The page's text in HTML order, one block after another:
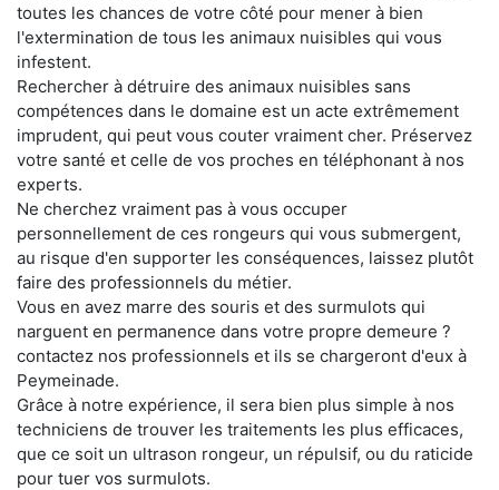
toutes les chances de votre côté pour mener à bien
l'extermination de tous les animaux nuisibles qui vous
infestent.
Rechercher à détruire des animaux nuisibles sans
compétences dans le domaine est un acte extrêmement
imprudent, qui peut vous couter vraiment cher. Préservez
votre santé et celle de vos proches en téléphonant à nos
experts.
Ne cherchez vraiment pas à vous occuper
personnellement de ces rongeurs qui vous submergent,
au risque d'en supporter les conséquences, laissez plutôt
faire des professionnels du métier.
Vous en avez marre des souris et des surmulots qui
narguent en permanence dans votre propre demeure ?
contactez nos professionnels et ils se chargeront d'eux à
Peymeinade.
Grâce à notre expérience, il sera bien plus simple à nos
techniciens de trouver les traitements les plus efficaces,
que ce soit un ultrason rongeur, un répulsif, ou du raticide
pour tuer vos surmulots.